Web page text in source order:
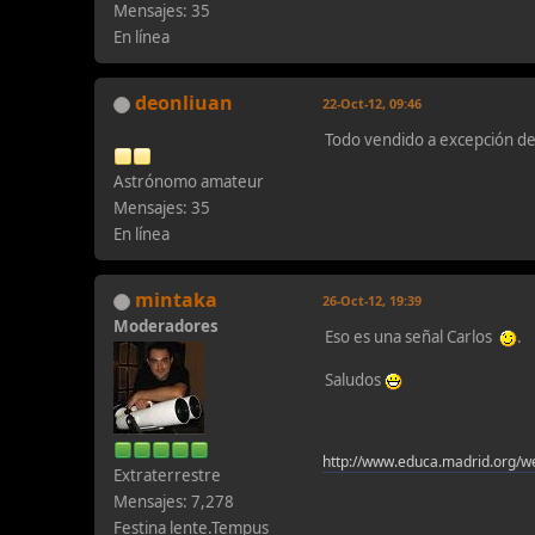
Mensajes: 35
En línea
deonliuan
Astrónomo amateur
Mensajes: 35
En línea
22-Oct-12, 09:46
Todo vendido a excepción
mintaka
Moderadores
Extraterrestre
Mensajes: 7,278
Festina lente.Tempus
26-Oct-12, 19:39
Eso es una señal Carlos
.
Saludos
http://www.educa.madrid.org/